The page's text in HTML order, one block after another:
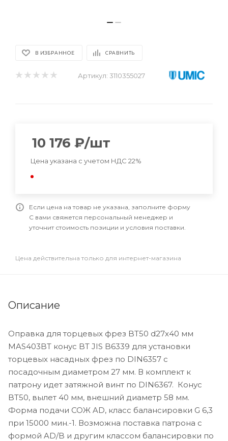
В ИЗБРАННОЕ СРАВНИТЬ
Артикул: 3110355027
10 176 ₽/шт
Цена указана с учетом НДС 22%
Если цена на товар не указана, заполните форму
С вами свяжется персональный менеджер и
уточнит стоимость позиции и условия поставки.
Цена действительна только для интернет-магазина
Описание
Оправка для торцевых фрез BT50 d27x40 мм
MAS403BT конус BT JIS B6339 для установки
торцевых насадных фрез по DIN6357 с
посадочным диаметром 27 мм. В комплект к
патрону идет затяжной винт по DIN6367. Конус
BT50, вылет 40 мм, внешний диаметр 58 мм.
Форма подачи СОЖ AD, класс балансировки G 6,3
при 15000 мин.-1. Возможна поставка патрона с
формой AD/B и другим классом балансировки по